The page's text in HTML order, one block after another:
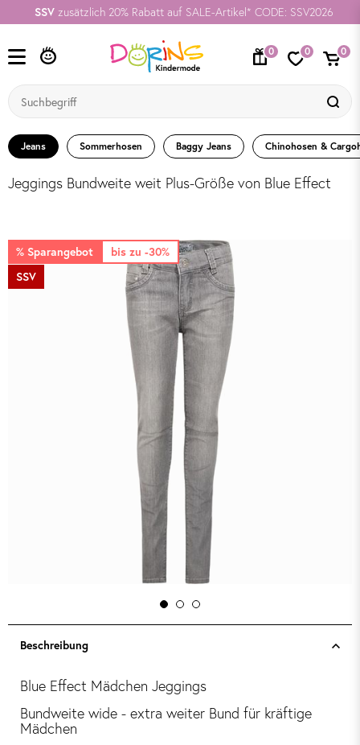
SSV zusätzlich 20% Rabatt auf SALE-Artikel* CODE: SSV2026
0 0 0
Chinohosen &
Jeans Sommerhosen Baggy Jeans
Jeggings Bundweite weit Plus-Größe von Blue Effect
bis zu -30%
% Sparangebot
SSV
Beschreibung
Blue Effect Mädchen Jeggings
Bundweite wide - extra weiter Bund für kräftige
Mädchen